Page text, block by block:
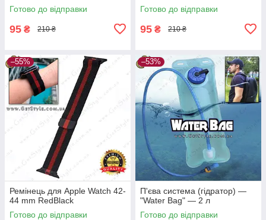
Готово до відправки
95 ₴ 210 ₴
Готово до відправки
95 ₴ 210 ₴
–55%
Ремінець для Apple Watch 42-
44 mm RedBlack
Готово до відправки
–53%
П'єва система (гідратор) —
"Water Bag" — 2 л
Готово до відправки